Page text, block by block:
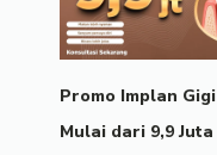
Promo Implan Gigi
Mulai dari 9,9 Juta